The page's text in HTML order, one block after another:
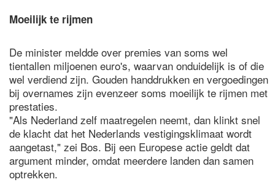
Moeilijk te rijmen
De minister meldde over premies van soms wel
tientallen miljoenen euro's, waarvan onduidelijk is of die
wel verdiend zijn. Gouden handdrukken en vergoedingen
bij overnames zijn evenzeer soms moeilijk te rijmen met
prestaties.
"Als Nederland zelf maatregelen neemt, dan klinkt snel
de klacht dat het Nederlands vestigingsklimaat wordt
aangetast," zei Bos. Bij een Europese actie geldt dat
argument minder, omdat meerdere landen dan samen
optrekken.